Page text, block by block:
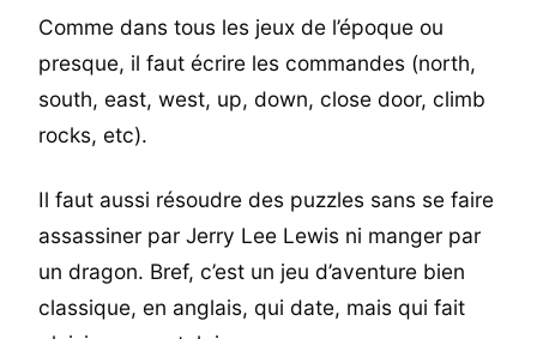
Comme dans tous les jeux de l’époque ou
presque, il faut écrire les commandes (north,
south, east, west, up, down, close door, climb
rocks, etc).
Il faut aussi résoudre des puzzles sans se faire
assassiner par Jerry Lee Lewis ni manger par
un dragon. Bref, c’est un jeu d’aventure bien
classique, en anglais, qui date, mais qui fait